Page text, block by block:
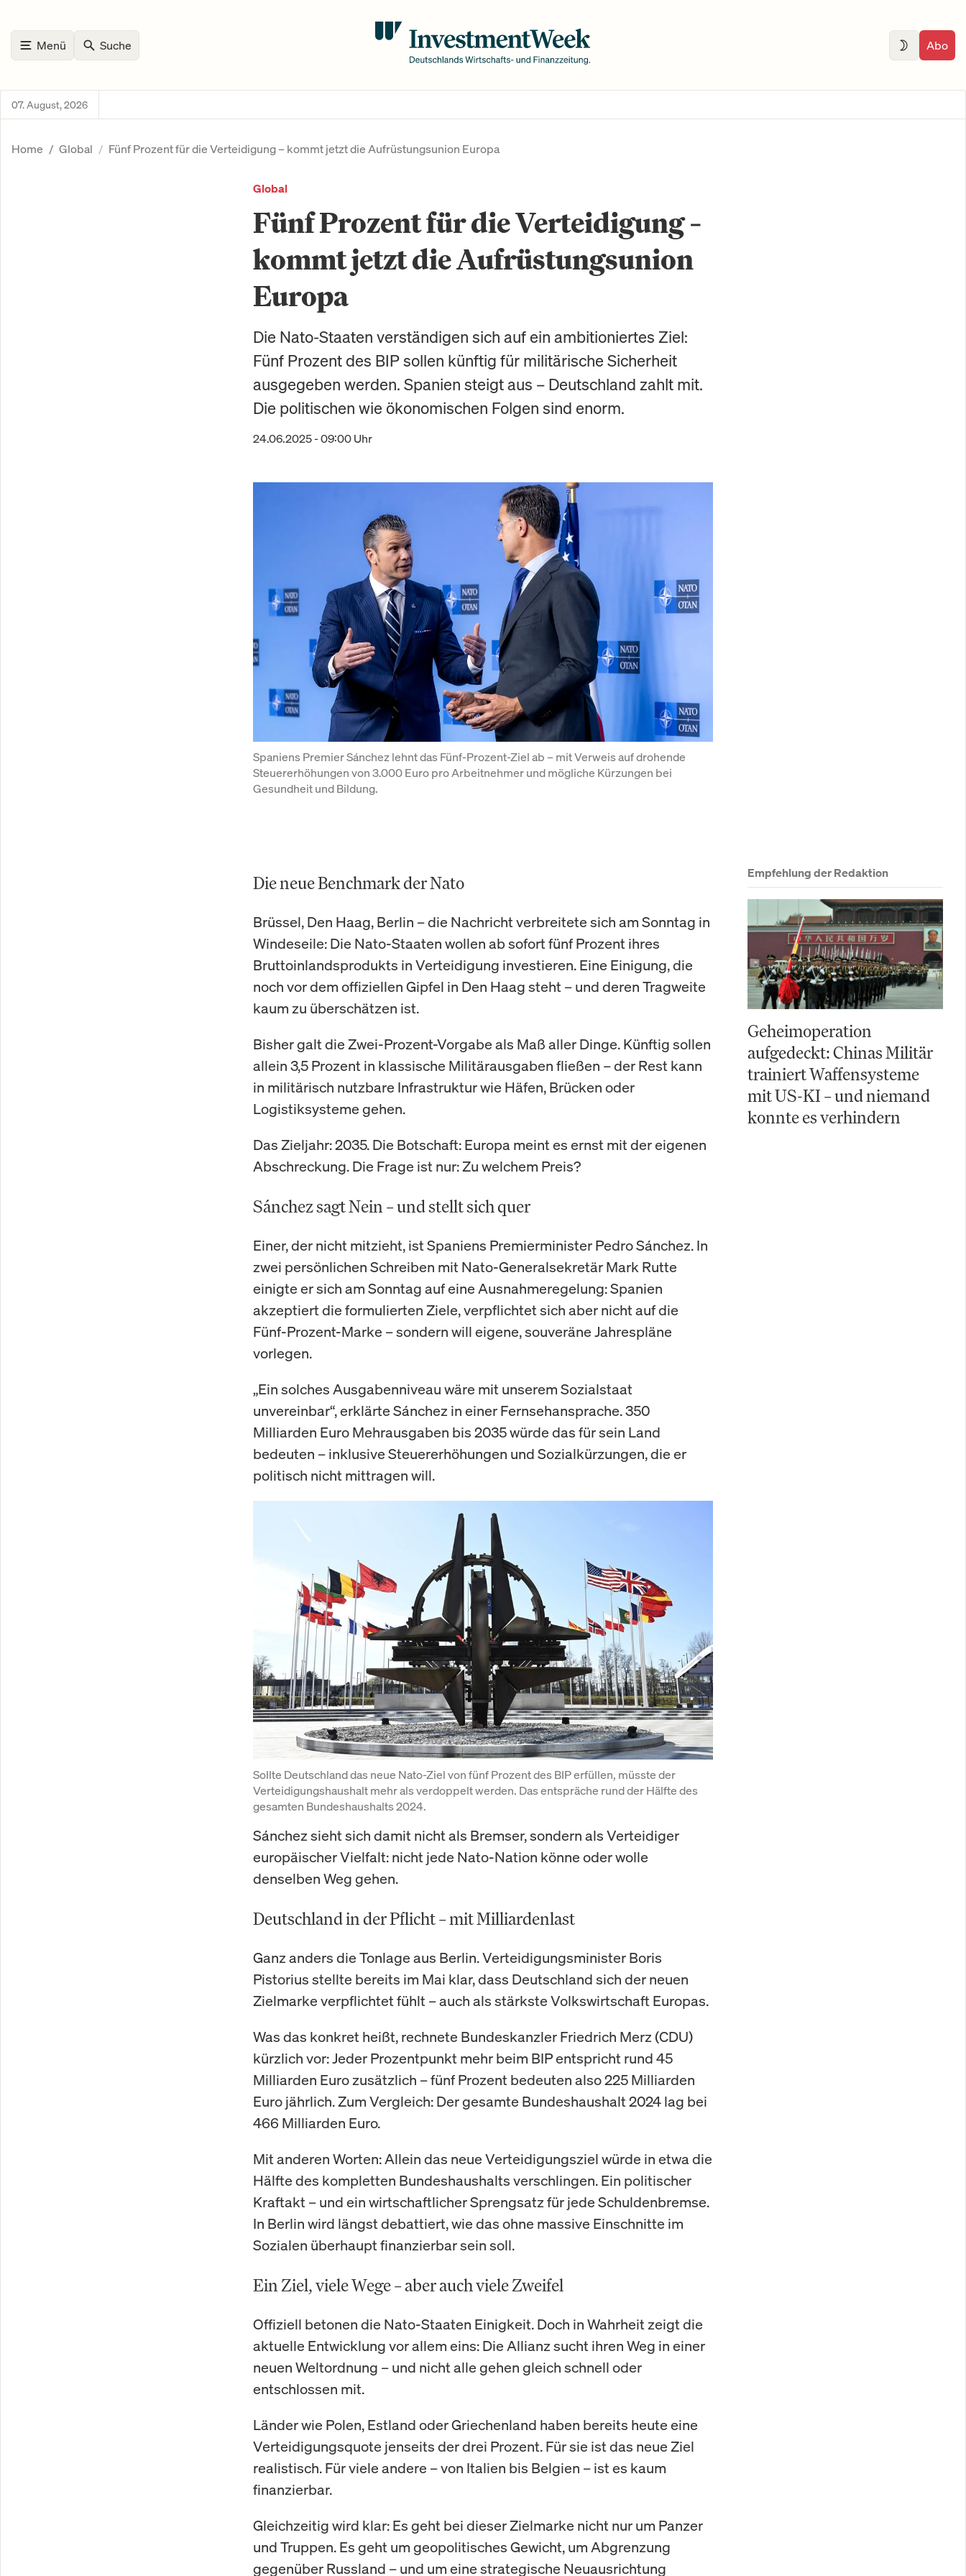
Menü Suche Abo
07. August, 2026
Home Global Fünf Prozent für die Verteidigung – kommt jetzt die Aufrüstungsunion Europa
Global
Fünf Prozent für die Verteidigung –
kommt jetzt die Aufrüstungsunion
Europa
Die Nato-Staaten verständigen sich auf ein ambitioniertes Ziel:
Fünf Prozent des BIP sollen künftig für militärische Sicherheit
ausgegeben werden. Spanien steigt aus – Deutschland zahlt mit.
Die politischen wie ökonomischen Folgen sind enorm.
24.06.2025 - 09:00 Uhr
Spaniens Premier Sánchez lehnt das Fünf-Prozent-Ziel ab – mit Verweis auf drohende
Steuererhöhungen von 3.000 Euro pro Arbeitnehmer und mögliche Kürzungen bei
Gesundheit und Bildung.
Die neue Benchmark der Nato
Brüssel, Den Haag, Berlin – die Nachricht verbreitete sich am Sonntag in
Windeseile: Die Nato-Staaten wollen ab sofort fünf Prozent ihres
Bruttoinlandsprodukts in Verteidigung investieren. Eine Einigung, die
noch vor dem offiziellen Gipfel in Den Haag steht – und deren Tragweite
kaum zu überschätzen ist.
Bisher galt die Zwei-Prozent-Vorgabe als Maß aller Dinge. Künftig sollen
allein 3,5 Prozent in klassische Militärausgaben fließen – der Rest kann
in militärisch nutzbare Infrastruktur wie Häfen, Brücken oder
Logistiksysteme gehen.
Das Zieljahr: 2035. Die Botschaft: Europa meint es ernst mit der eigenen
Abschreckung. Die Frage ist nur: Zu welchem Preis?
Sánchez sagt Nein – und stellt sich quer
Einer, der nicht mitzieht, ist Spaniens Premierminister Pedro Sánchez. In
zwei persönlichen Schreiben mit Nato-Generalsekretär Mark Rutte
einigte er sich am Sonntag auf eine Ausnahmeregelung: Spanien
akzeptiert die formulierten Ziele, verpflichtet sich aber nicht auf die
Fünf-Prozent-Marke – sondern will eigene, souveräne Jahrespläne
vorlegen.
„Ein solches Ausgabenniveau wäre mit unserem Sozialstaat
unvereinbar“, erklärte Sánchez in einer Fernsehansprache. 350
Milliarden Euro Mehrausgaben bis 2035 würde das für sein Land
bedeuten – inklusive Steuererhöhungen und Sozialkürzungen, die er
politisch nicht mittragen will.
Sollte Deutschland das neue Nato-Ziel von fünf Prozent des BIP erfüllen, müsste der
Verteidigungshaushalt mehr als verdoppelt werden. Das entspräche rund der Hälfte des
gesamten Bundeshaushalts 2024.
Sánchez sieht sich damit nicht als Bremser, sondern als Verteidiger
europäischer Vielfalt: nicht jede Nato-Nation könne oder wolle
denselben Weg gehen.
Deutschland in der Pflicht – mit Milliardenlast
Ganz anders die Tonlage aus Berlin. Verteidigungsminister Boris
Pistorius stellte bereits im Mai klar, dass Deutschland sich der neuen
Zielmarke verpflichtet fühlt – auch als stärkste Volkswirtschaft Europas.
Was das konkret heißt, rechnete Bundeskanzler Friedrich Merz (CDU)
kürzlich vor: Jeder Prozentpunkt mehr beim BIP entspricht rund 45
Milliarden Euro zusätzlich – fünf Prozent bedeuten also 225 Milliarden
Euro jährlich. Zum Vergleich: Der gesamte Bundeshaushalt 2024 lag bei
466 Milliarden Euro.
Mit anderen Worten: Allein das neue Verteidigungsziel würde in etwa die
Hälfte des kompletten Bundeshaushalts verschlingen. Ein politischer
Kraftakt – und ein wirtschaftlicher Sprengsatz für jede Schuldenbremse.
In Berlin wird längst debattiert, wie das ohne massive Einschnitte im
Sozialen überhaupt finanzierbar sein soll.
Ein Ziel, viele Wege – aber auch viele Zweifel
Offiziell betonen die Nato-Staaten Einigkeit. Doch in Wahrheit zeigt die
aktuelle Entwicklung vor allem eins: Die Allianz sucht ihren Weg in einer
neuen Weltordnung – und nicht alle gehen gleich schnell oder
entschlossen mit.
Länder wie Polen, Estland oder Griechenland haben bereits heute eine
Verteidigungsquote jenseits der drei Prozent. Für sie ist das neue Ziel
realistisch. Für viele andere – von Italien bis Belgien – ist es kaum
finanzierbar.
Gleichzeitig wird klar: Es geht bei dieser Zielmarke nicht nur um Panzer
und Truppen. Es geht um geopolitisches Gewicht, um Abgrenzung
gegenüber Russland – und um eine strategische Neuausrichtung
Empfehlung der Redaktion
Geheimoperation
aufgedeckt: Chinas Militär
trainiert Waffensysteme
mit US-KI – und niemand
konnte es verhindern